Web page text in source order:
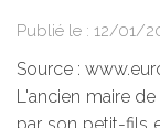
Publié le : 12/01/
Source :
L'ancien maire